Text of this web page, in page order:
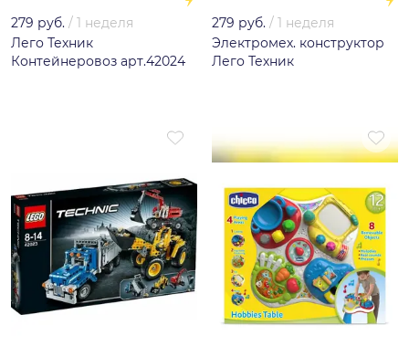
279 руб. / 1 неделя
Лего Техник
Контейнеровоз арт.42024
279 руб. / 1 неделя
Электромех. конструктор
Лего Техник